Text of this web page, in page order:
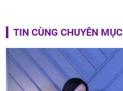
TIN CÙNG CHUYÊN MỤC